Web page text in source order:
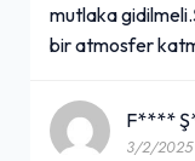
mutlaka
bir atmosfer
F****
3/2/2025